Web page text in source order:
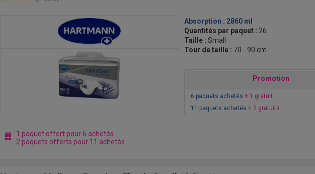
Absorption : 2860 ml
Quantités par paquet : 26
Taille : Small
Tour de taille : 70 - 90 cm
Promotion
6 paquets achetés + 1 gratuit
11 paquets achetés + 2 gratuits
1 paquet offert pour 6 achetés
2 paquets offerts pour 11 achetés